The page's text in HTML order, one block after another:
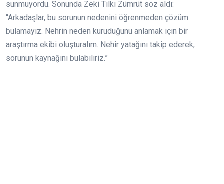
sunmuyordu. Sonunda Zeki Tilki Zümrüt söz aldı:
“Arkadaşlar, bu sorunun nedenini öğrenmeden çözüm
bulamayız. Nehrin neden kuruduğunu anlamak için bir
araştırma ekibi oluşturalım. Nehir yatağını takip ederek,
sorunun kaynağını bulabiliriz.”